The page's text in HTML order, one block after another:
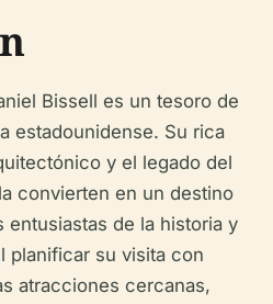
Bissell es un tesoro de
estadounidense. Su rica
y el legado del
convierten en un destino
entusiastas de la historia y
planificar su visita con
atracciones cercanas,